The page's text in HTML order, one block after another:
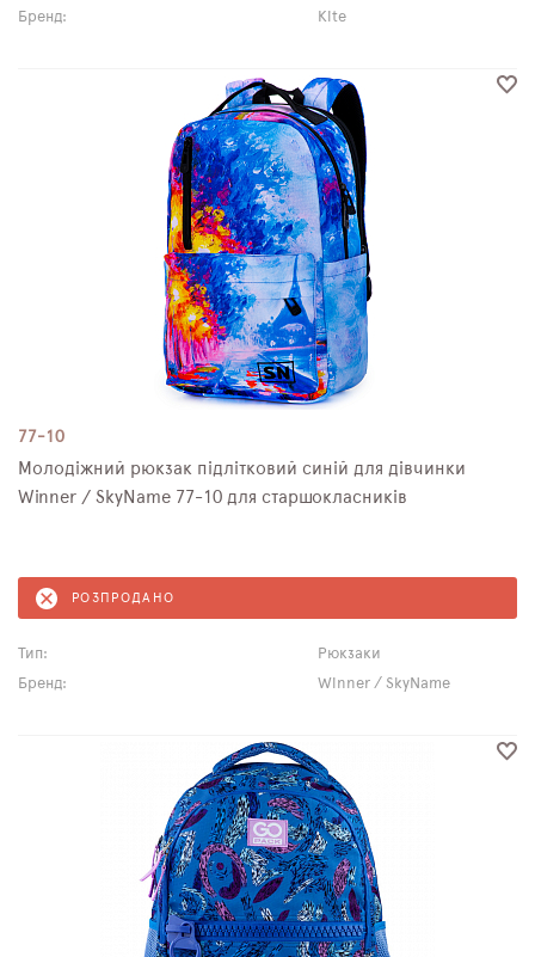
Бренд:
Kite
77-10
Молодіжний рюкзак підлітковий синій для дівчинки
Winner / SkyName 77-10 для старшокласників
РОЗПРОДАНО
Тип:
Рюкзаки
Бренд:
Winner / SkyName